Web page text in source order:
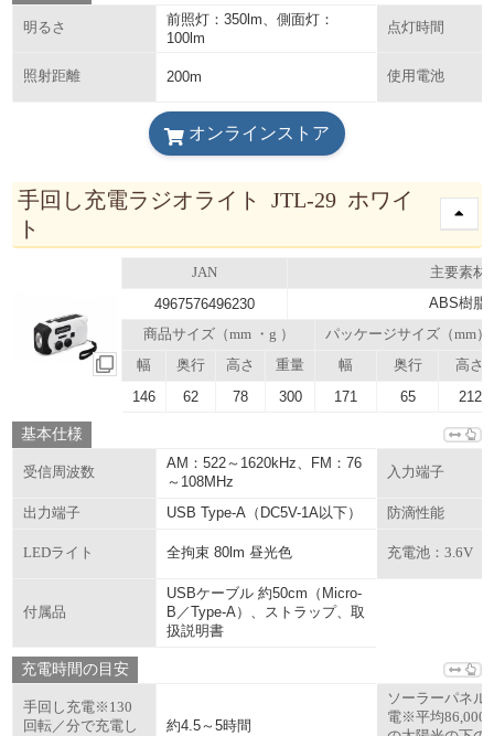
明るさ
前照灯：350lm、側面灯：
100lm
点灯時間
照射距離 200m 使用電池
オンラインストア
手回し充電ラジオライト JTL-29 ホワイ
ト
JAN 主要素材
4967576496230 ABS樹脂
商品サイズ（mm ・g ）
パッケージサイズ（mm）
幅
奥行 高さ 重量 幅 奥行 高さ
146 62 78 300 171 65 212
基本仕様
受信周波数
AM：522～1620kHz、FM：76
～108MHz
入力端子
出力端子 USB Type-A（DC5V-1A以下） 防滴性能
LEDライト 全拘束 80lm 昼光色 充電池：3.6V
付属品
USBケーブル 約50cm（Micro-
B／Type-A）、ストラップ、取
扱説明書
充電時間の目安
手回し充電※130
回転／分で充電し
約4.5～5時間
ソーラーパネル
電※平均